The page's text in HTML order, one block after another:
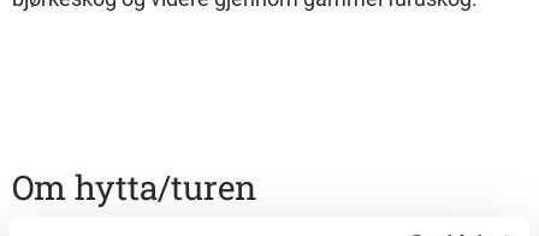
Om hytta/turen